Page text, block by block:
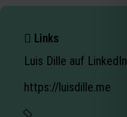
Links
Luis Dille auf LinkedIn
https://luisdille.me